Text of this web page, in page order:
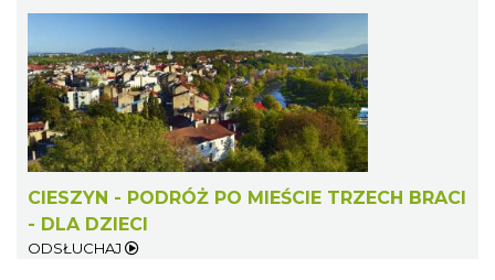
2026-08-08
0.32 km
CIESZYN - PODRÓŻ PO MIEŚCIE TRZECH BRACI
- DLA DZIECI
ODSŁUCHAJ